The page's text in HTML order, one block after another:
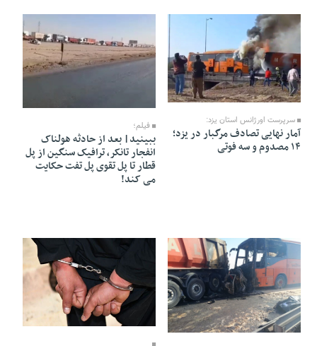
04 Esfand 1404 - 12:33
سرپرست اورژانس استان یزد:
آمار نهایی تصادف مرگبار در یزد؛
۱۴ مصدوم و سه فوتی
فیلم؛
ببینید| بعد از حادثه هولناک
انفجار تانکر، ترافیک سنگین از پل
قطار تا پل تقوی پل تفت حکایت
می کند!
04 Esfand 1404 - 12:10